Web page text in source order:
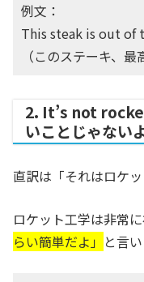
例文：
This steak is out of
（このステーキ、最
2. It’s not
いことじゃないよ
直訳は「それはロケ
ロケット工学は非常
らい簡単だよ」 と言